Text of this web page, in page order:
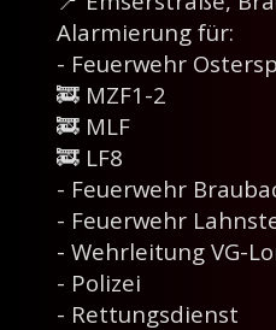
Alarmierung für:
- Feuerwehr
🚒 MZF1-2
🚒 MLF
🚒 LF8
- Feuerwehr
- Feuerwehr
- Wehrleitung VG-
- Polizei
- Rettungsdienst